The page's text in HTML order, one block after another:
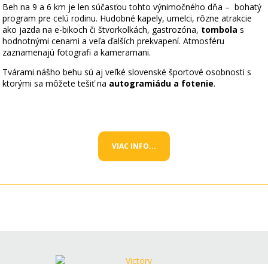
Beh na 9 a 6 km je len súčasťou tohto výnimočného dňa – bohatý
program pre celú rodinu. Hudobné kapely, umelci, rôzne atrakcie
ako jazda na e-bikoch či štvorkolkách, gastrozóna, tombola s
hodnotnými cenami a veľa ďalších prekvapení. Atmosféru
zaznamenajú fotografi a kameramani.
Tvárami nášho behu sú aj veľké slovenské športové osobnosti s
ktorými sa môžete tešiť na autogramiádu a fotenie.
VIAC INFO...